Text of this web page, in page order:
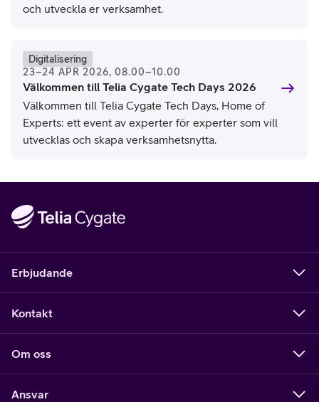
och utveckla er verksamhet.
Digitalisering
23–24 APR 2026, 08.00–10.00
Välkommen till Telia Cygate Tech Days 2026
Välkommen till Telia Cygate Tech Days, Home of
Experts: ett event av experter för experter som vill
utvecklas och skapa verksamhetsnytta.
Erbjudande
Kontakt
Om oss
Ansvar